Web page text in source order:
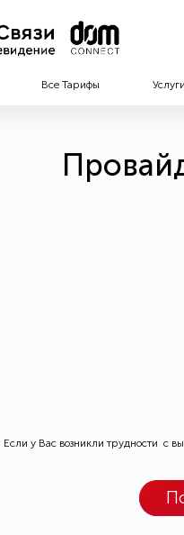
Все Тарифы
Если у Вас возникли трудности с